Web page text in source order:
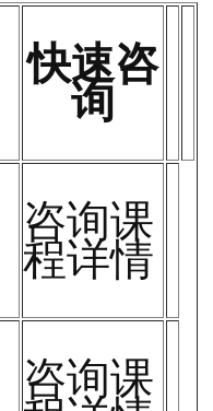
快速咨
询
咨询课
程详情
咨询课